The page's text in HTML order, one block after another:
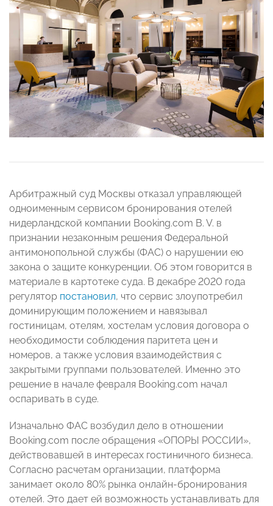
Арбитражный суд Москвы отказал управляющей
одноименным сервисом бронирования отелей
нидерландской компании Booking.com B. V. в
признании незаконным решения Федеральной
антимонопольной службы (ФАС) о нарушении ею
закона о защите конкуренции. Об этом говорится в
материале в картотеке суда. В декабре 2020 года
регулятор постановил, что сервис злоупотребил
доминирующим положением и навязывал
гостиницам, отелям, хостелам условия договора о
необходимости соблюдения паритета цен и
номеров, а также условия взаимодействия с
закрытыми группами пользователей. Именно это
решение в начале февраля Booking.com начал
оспаривать в суде.
Изначально ФАС возбудил дело в отношении
Booking.com после обращения «ОПОРЫ РОССИИ»,
действовавшей в интересах гостиничного бизнеса.
Согласно расчетам организации, платформа
занимает около 80% рынка онлайн-бронирования
отелей. Это дает ей возможность устанавливать для